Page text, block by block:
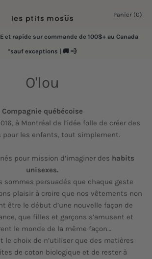
Panier (0)
et rapide sur commande de 100$+ au Canada
*sauf exceptions | 🚚 💨
O'lou
Compagnie québécoise
à Montréal de l’idée folle de créer des
pour les enfants, tout simplement.
pour mission d’imaginer des habits
unisexes.
sommes persuadés que chaque geste
plaisir à croire que nos vêtements non
être le début d’une nouvelle façon de
que filles et garçons s’amusent et
le monde de la même façon…
le choix de n’utiliser que des matières
de coton biologique et de rester à